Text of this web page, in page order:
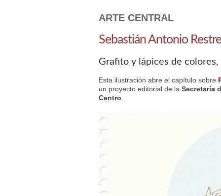
ARTE CENTRAL
Sebastián Antonio
Grafito y lápices de
Esta ilustración abre el capítulo sobre
un proyecto editorial de la Secretaría
Centro